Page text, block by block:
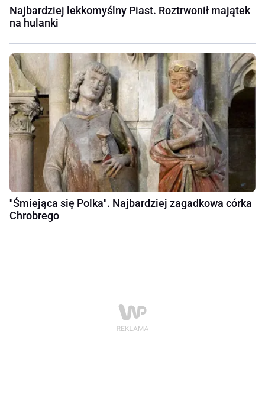
Najbardziej lekkomyślny Piast. Roztrwonił majątek
na hulanki
"Śmiejąca się Polka". Najbardziej zagadkowa córka
Chrobrego